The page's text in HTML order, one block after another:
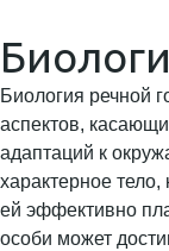
Биология речной
аспектов,
адаптаций к
характерное тело,
ей эффективно
особи может